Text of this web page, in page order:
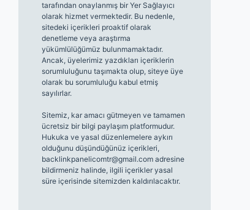
tarafından onaylanmış bir Yer Sağlayıcı
olarak hizmet vermektedir. Bu nedenle,
sitedeki içerikleri proaktif olarak
denetleme veya araştırma
yükümlülüğümüz bulunmamaktadır.
Ancak, üyelerimiz yazdıkları içeriklerin
sorumluluğunu taşımakta olup, siteye üye
olarak bu sorumluluğu kabul etmiş
sayılırlar.
Sitemiz, kar amacı gütmeyen ve tamamen
ücretsiz bir bilgi paylaşım platformudur.
Hukuka ve yasal düzenlemelere aykırı
olduğunu düşündüğünüz içerikleri,
backlinkpanelicomtr@gmail.comadresine
bildirmeniz halinde, ilgili içerikler yasal
süre içerisinde sitemizden kaldırılacaktır.